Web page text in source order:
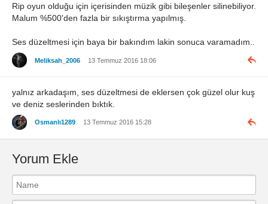
Rip oyun olduğu için içerisinden müzik gibi bileşenler silinebiliyor.
Malum %500'den fazla bir sıkıştırma yapılmış.
Ses düzeltmesi için baya bir bakındım lakin sonuca varamadım..
Meliksah_2006 13 Temmuz 2016 18:06
yalnız arkadaşım, ses düzeltmesi de eklersen çok güzel olur kuş
ve deniz seslerinden bıktık.
Osmanlı1289 13 Temmuz 2016 15:28
Yorum Ekle